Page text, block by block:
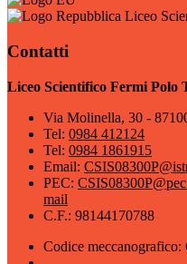
Liceo
Contatti
Liceo Scientifico Fermi Polo
Via Molinella, 30 -
Tel: 0984 412124
Tel: 0984 1861915
Email:
PEC:
mail
C.F.: 98144170788
Codice meccanografico: